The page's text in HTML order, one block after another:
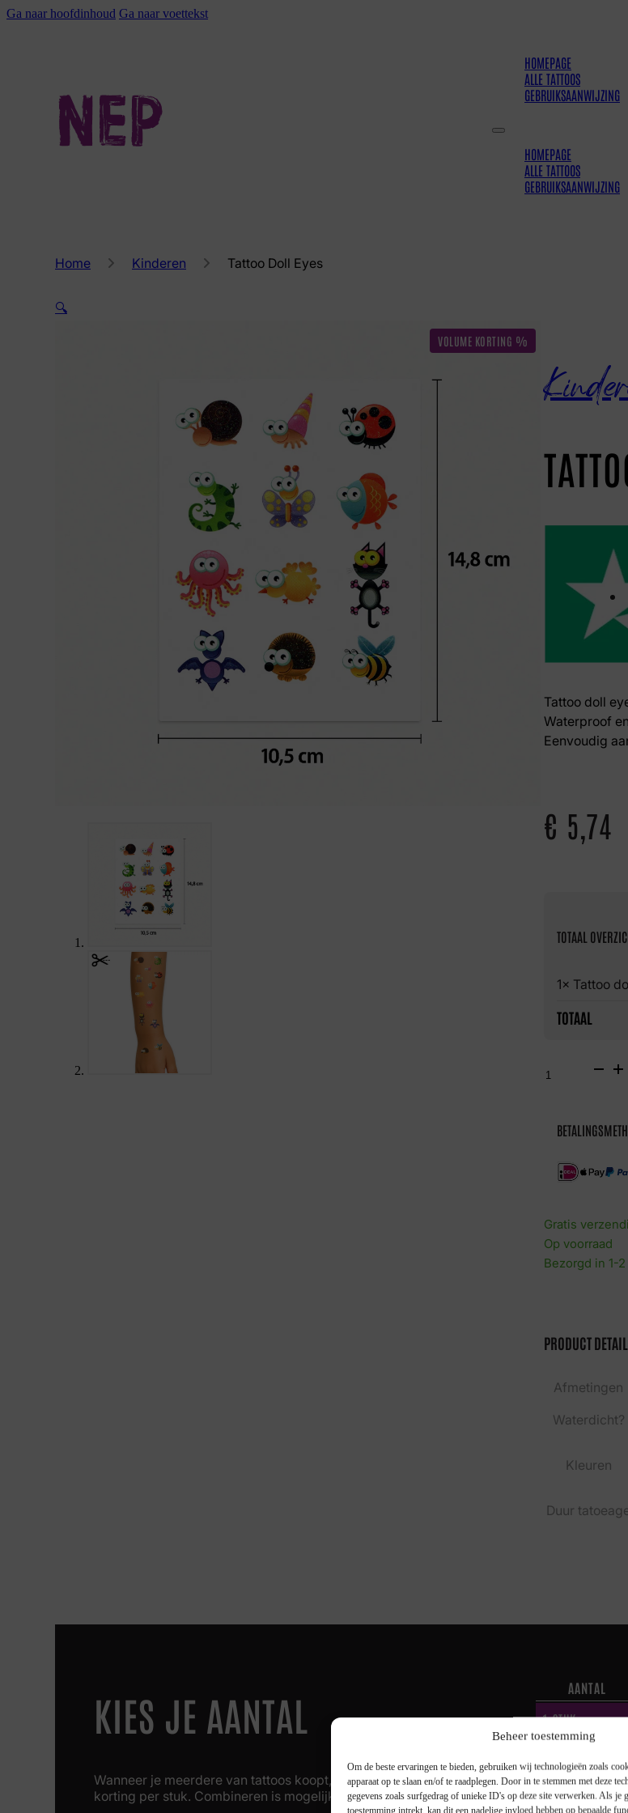
Beheer toestemming
Om de beste ervaringen te bieden, gebruiken wij technologieën zoals
apparaat op te slaan en/of te raadplegen. Door in te stemmen met deze
gegevens zoals surfgedrag of unieke ID's op deze site verwerken. Als je
toestemming intrekt, kan dit een nadelige invloed hebben op bepaalde
Ga naar hoofdinhoud Ga naar voettekst
HOMEPAGE
ALLE TATTOOS
GEBRUIKSAANWIJZING
HOMEPAGE
ALLE TATTOOS
GEBRUIKSAANWIJZING
Home Kinderen Tattoo Doll Eyes
🔍
Tattoo doll
Waterproof
Eenvoudig
€ 5,74
TOTAAL
1× Tattoo
TOTAAL
doll
Gratis
Op voorraad
Bezorgd in 1-
PRODUCT
Afmetingen
Waterdicht?
Kleuren
Duur
KIES JE AANTAL
Wanneer je meerdere van tattoos koopt, krijg je tot maar liefst 25%
korting per stuk. Combineren is mogelijk!
AANTAL
1STUK
3 STUKS